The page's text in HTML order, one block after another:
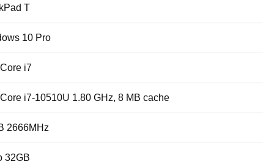
T
10 Pro
i7
Core i7-10510U 1.80 GHz, 8 MB cache
2666MHz
32GB